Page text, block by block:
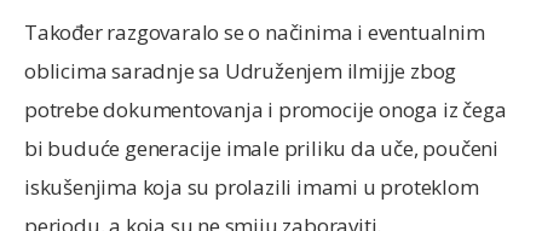
Također razgovaralo se o načinima i eventualnim
oblicima saradnje sa Udruženjem ilmijje zbog
potrebe dokumentovanja i promocije onoga iz čega
bi buduće generacije imale priliku da uče, poučeni
iskušenjima koja su prolazili imami u proteklom
periodu, a koja su ne smiju zaboraviti.